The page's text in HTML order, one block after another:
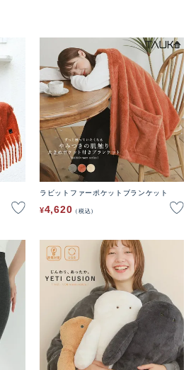
ラビットファーポケットブランケット
¥4,620 税込